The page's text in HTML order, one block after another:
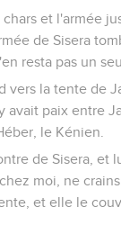
et l'armée
de Sisera
resta pas un
vers la tente de
avait paix entre
le Kénien.
de Sisera, et
moi, ne
et elle le